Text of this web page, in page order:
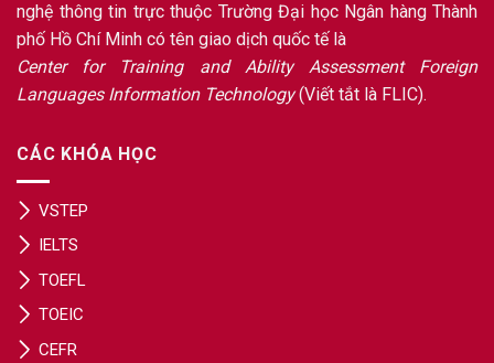
nghệ thông tin trực thuộc Trường Đại học Ngân hàng Thành
phố Hồ Chí Minh có tên giao dịch quốc tế là
Center for Training and Ability Assessment Foreign
Languages Information Technology(Viết tắt là FLIC).
CÁC KHÓA HỌC
VSTEP
IELTS
TOEFL
TOEIC
CEFR